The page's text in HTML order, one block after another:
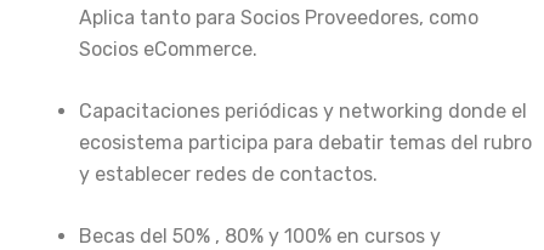
Aplica tanto para Socios Proveedores, como
Socios eCommerce.
Capacitaciones periódicas y networking donde el
ecosistema participa para debatir temas del rubro
y establecer redes de contactos.
Becas del 50% , 80% y 100% en cursos y